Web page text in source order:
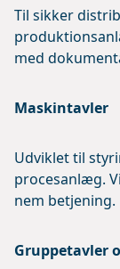
Til sikker
med
Maskintavler
Udviklet til
procesanlæg.
nem betjening.
Gruppetavler